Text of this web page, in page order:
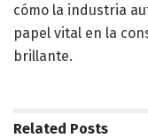
cómo la industria
papel vital en la
brillante.
Related Posts